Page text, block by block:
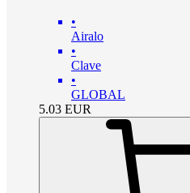
•
Airalo
•
Clave
•
GLOBAL
5.03 EUR